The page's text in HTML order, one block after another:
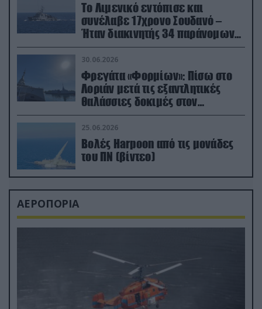
Το Λιμενικό εντόπισε και
συνέλαβε 17χρονο Σουδανό –
Ήταν διακινητής 34 παράνομων
μεταναστών
30.06.2026
Φρεγάτα «Φορμίων»: Πίσω στο
Λοριάν μετά τις εξαντλητικές
θαλάσσιες δοκιμές στον
απαιτητικό Βισκαϊκό
25.06.2026
Βολές Harpoon από τις μονάδες
του ΠΝ (βίντεο)
ΑΕΡΟΠΟΡΙΑ